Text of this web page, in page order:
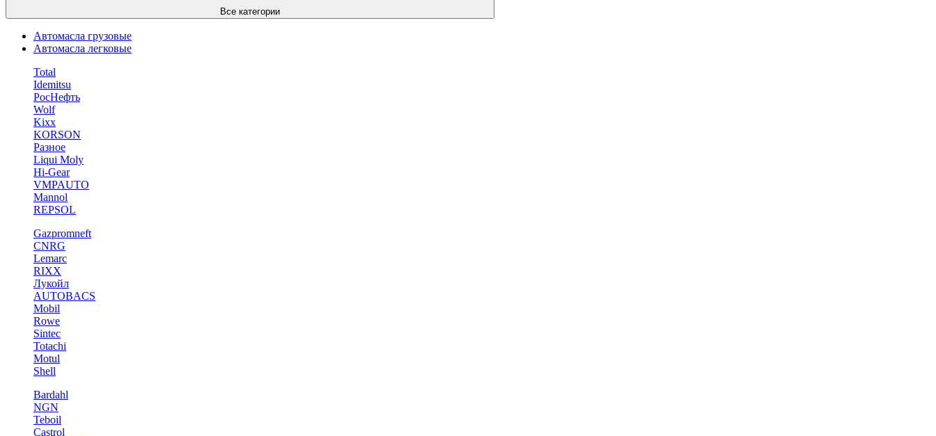
Все категории
Автомасла грузовые
Автомасла легковые
Total
Idemitsu
РосНефть
Wolf
Kixx
KORSON
Разное
Liqui Moly
Hi-Gear
VMPAUTO
Mannol
REPSOL
Gazpromneft
CNRG
Lemarc
RIXX
Лукойл
AUTOBACS
Mobil
Rowe
Sintec
Totachi
Motul
Shell
Bardahl
NGN
Teboil
Castrol